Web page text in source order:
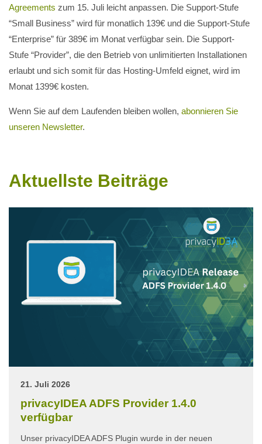
Agreements zum 15. Juli leicht anpassen. Die Support-Stufe
“Small Business” wird für monatlich 139€ und die Support-Stufe
“Enterprise” für 389€ im Monat verfügbar sein. Die Support-
Stufe “Provider”, die den Betrieb von unlimitierten Installationen
erlaubt und sich somit für das Hosting-Umfeld eignet, wird im
Monat 1399€ kosten.
Wenn Sie auf dem Laufenden bleiben wollen, abonnieren Sie
unseren Newsletter.
Aktuellste Beiträge
21. Juli 2026
privacyIDEA ADFS Provider 1.4.0
verfügbar
Unser privacyIDEA ADFS Plugin wurde in der neuen